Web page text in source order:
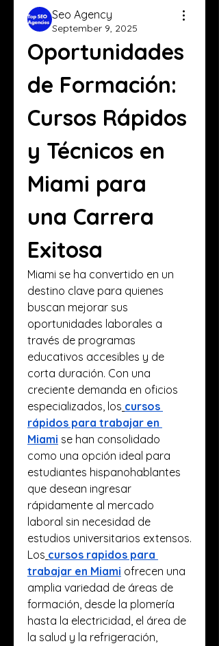
Seo Agency
September 9, 2025
Oportunidades
de Formación:
Cursos Rápidos
y Técnicos en
Miami para
una Carrera
Exitosa
Miami se ha convertido en un
destino clave para quienes
buscan mejorar sus
oportunidades laborales a
través de programas
educativos accesibles y de
corta duración. Con una
creciente demanda en oficios
especializados, los cursos
rápidos para trabajar en
Miami se han consolidado
como una opción ideal para
estudiantes hispanohablantes
que desean ingresar
rápidamente al mercado
laboral sin necesidad de
estudios universitarios extensos.
Los cursos rapidos para
trabajar en Miami ofrecen una
amplia variedad de áreas de
formación, desde la plomería
hasta la electricidad, el área de
la salud y la refrigeración,